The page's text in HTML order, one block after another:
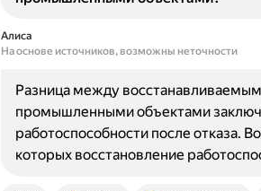
Алиса
На основе источников, возможны неточности
Разница между
промышленными объектами
работоспособности после отказа.
которых восстановление